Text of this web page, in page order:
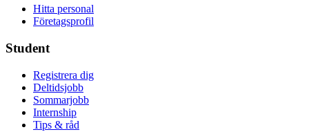
Hitta personal
Företagsprofil
Student
Registrera dig
Deltidsjobb
Sommarjobb
Internship
Tips & råd